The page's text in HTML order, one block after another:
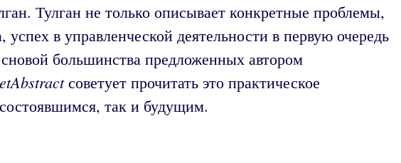
Тулган не только описывает конкретные проблемы,
в управленческой деятельности в первую очередь
большинства предложенных автором
советует прочитать это практическое
так и будущим.